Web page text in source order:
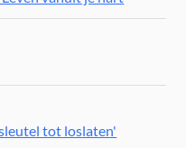
tot loslaten'